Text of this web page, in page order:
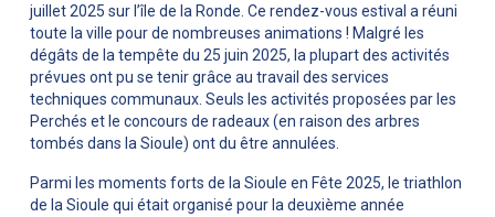
juillet 2025 sur l’île de la Ronde. Ce rendez-vous estival a réuni
toute la ville pour de nombreuses animations ! Malgré les
dégâts de la tempête du 25 juin 2025, la plupart des activités
prévues ont pu se tenir grâce au travail des services
techniques communaux. Seuls les activités proposées par les
Perchés et le concours de radeaux (en raison des arbres
tombés dans la Sioule) ont du être annulées.
Parmi les moments forts de la Sioule en Fête 2025, le triathlon
de la Sioule qui était organisé pour la deuxième année